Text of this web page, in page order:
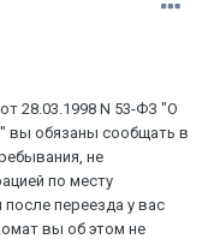
28.03.1998 N 53-ФЗ "О
вы обязаны сообщать в
не
по месту
переезда у вас
вы об этом не